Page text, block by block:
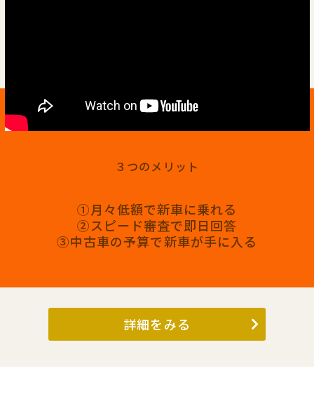
３つのメリット
①月々低額で新車に乗れる
②スピード審査で即日回答
③中古車の予算で新車が手に入る
詳細をみる